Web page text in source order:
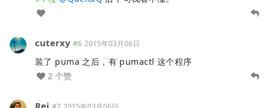
cuterxy #6 2015年03月06日
装了 puma 之后，有 pumactl 这个程序
2 个赞
Rei